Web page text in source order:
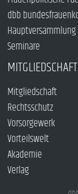
dbb
Hauptversammlung
Seminare
Mitgliedschaft
Rechtsschutz
Vorsorgewerk
Vorteilswelt
Akademie
Verlag